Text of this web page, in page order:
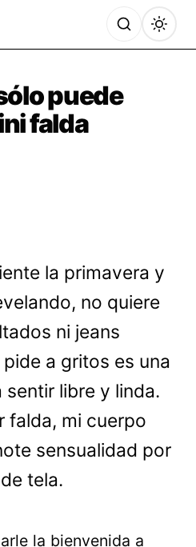
puede
falda
la primavera y
no quiere
ni jeans
a gritos es una
libre y linda.
falda, mi cuerpo
sensualidad por
tela.
la bienvenida a